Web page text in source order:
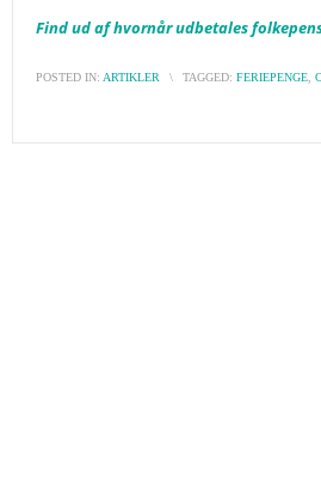
Find ud af hvornår udbetales
POSTED IN: ARTIKLER \ TAGGED: FERIEPENGE